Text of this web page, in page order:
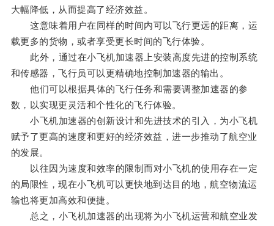
大幅降低，从而提高了经济效益。
这意味着用户在同样的时间内可以飞行更远的距离，运
载更多的货物，或者享受更长时间的飞行体验。
此外，通过在小飞机加速器上安装高度先进的控制系统
和传感器，飞行员可以更精确地控制加速器的输出。
他们可以根据具体的飞行任务和需要调整加速器的参
数，以实现更灵活和个性化的飞行体验。
小飞机加速器的创新设计和先进技术的引入，为小飞机
赋予了更高的速度和更好的经济效益，进一步推动了航空业
的发展。
以往因为速度和效率的限制而对小飞机的使用存在一定
的局限性，现在小飞机可以更快地到达目的地，航空物流运
输也将更加高效和便捷。
总之，小飞机加速器的出现将为小飞机运营和航空业发